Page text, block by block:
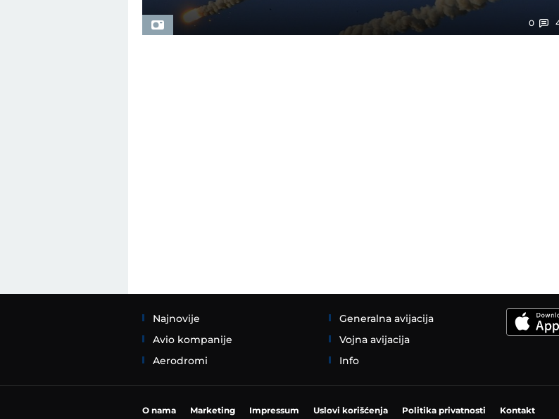
0
Najnovije
Avio kompanije
Aerodromi
Generalna avijacija
Vojna avijacija
Info
O nama Marketing Impressum Uslovi korišćenja Politika privatnosti Kontakt